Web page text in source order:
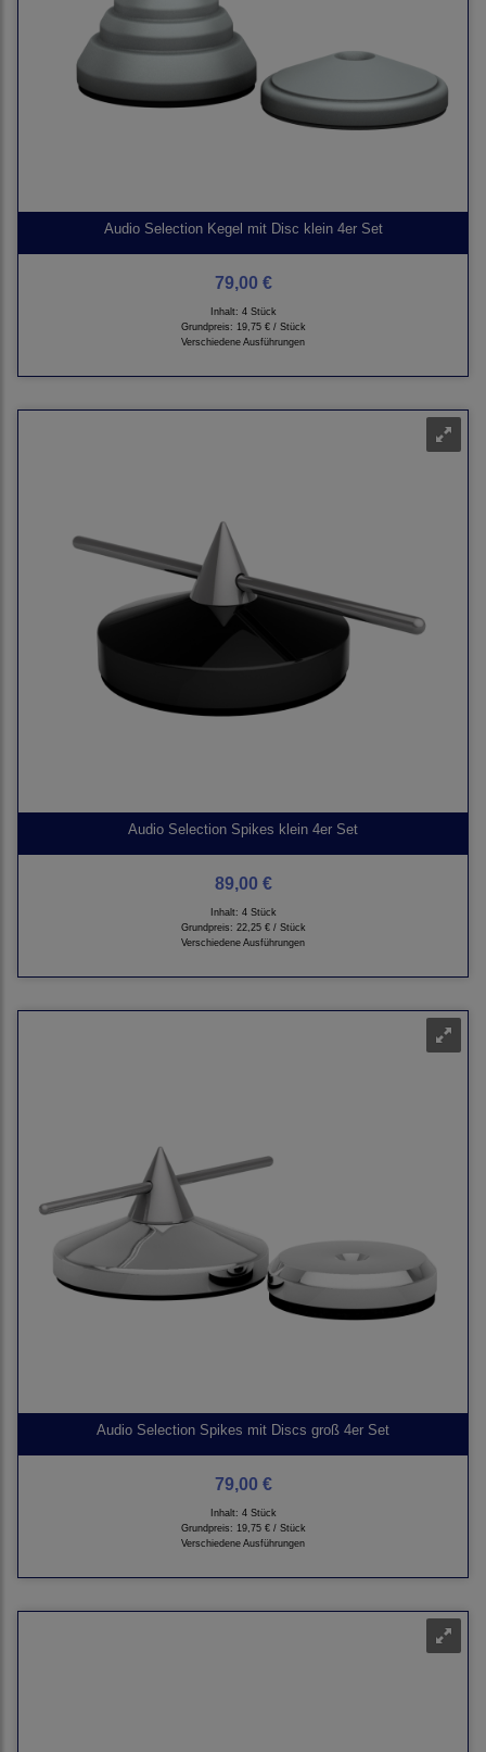
Audio Selection Kegel mit Disc klein 4er Set
79,00 €
Inhalt: 4 Stück
Grundpreis: 19,75 € / Stück
Verschiedene Ausführungen
Audio Selection Spikes klein 4er Set
89,00 €
Inhalt: 4 Stück
Grundpreis: 22,25 € / Stück
Verschiedene Ausführungen
Audio Selection Spikes mit Discs groß 4er Set
79,00 €
Inhalt: 4 Stück
Grundpreis: 19,75 € / Stück
Verschiedene Ausführungen